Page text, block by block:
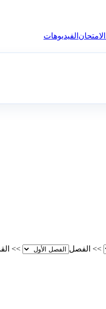
الفيديوهات
>> الفصل >>